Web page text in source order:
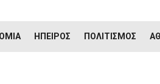
ΉΠΕΙΡΟΣ ΠΟΛΙΤΙΣΜΌΣ